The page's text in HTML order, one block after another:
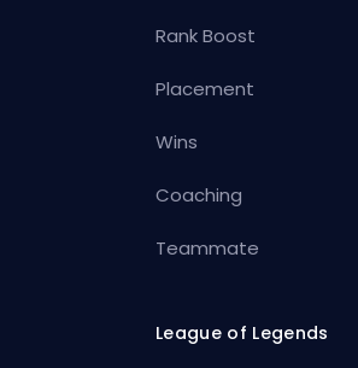
Rank Boost
Placement
Wins
Coaching
Teammate
League of Legends